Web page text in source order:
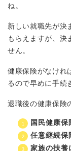
ね。
新しい就職先が決
もらえますが、決
せん。
健康保険がなけれ
るので早めに手続
退職後の健康保険
国民健康保
任意継続保
家族の扶養